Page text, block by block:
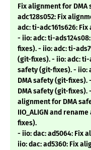
Fix alignment for
adc128s052: Fix
adc: ti-adc161s626:
- iio: adc: ti-
fixes). - iio: adc: ti-
(git-fixes). - iio: adc: ti-
safety (git-fixes). - iio:
DMA safety (git-fixes).
DMA safety (git-fixes).
alignment for DMA
IIO_ALIGN and
fixes).
- iio: dac: ad5064: Fix
iio: dac: ad5360: Fix